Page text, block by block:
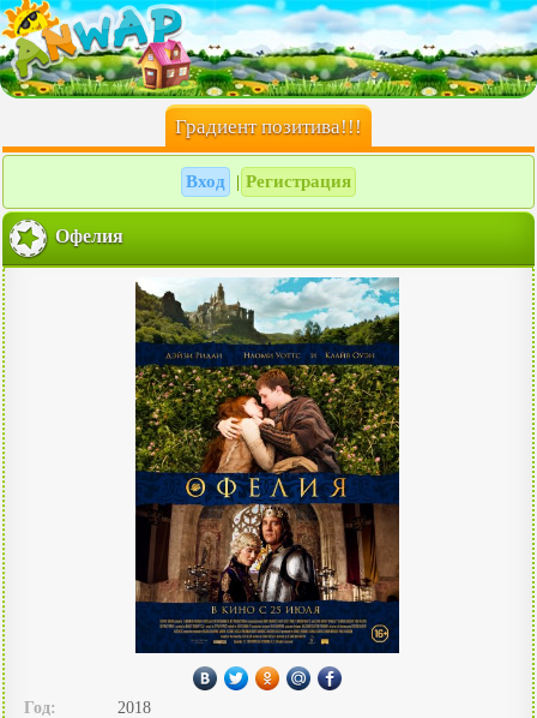
Градиент позитива!!!
Вход Регистрация
Офелия
Год:
2018